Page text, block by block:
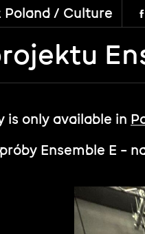
Poland / Culture
is only available in
Ensemble E –